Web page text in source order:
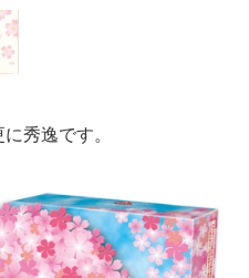
秀逸です。